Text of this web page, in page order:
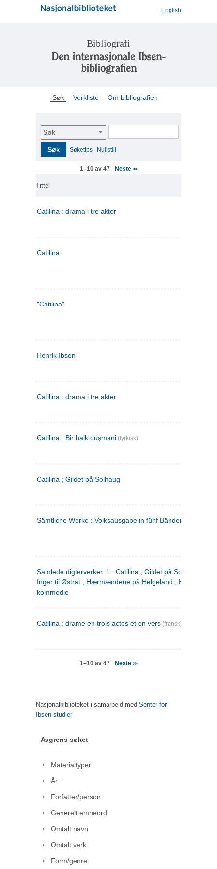
English
Bibliografi
Den internasjonale Ibsen-
bibliografien
Søk Verkliste Om bibliografien
Søk
Søk Søketips Nullstill
1–10 av 47 Neste>>
Tittel
Catilina : drama i tre akter
Catilina
"Catilina"
Henrik Ibsen
Catilina : drama i tre akter
Catilina : Bir halk düşmani (tyrkisk)
Catilina ; Gildet på Solhaug
Sämtliche Werke : Volksausgabe in fünf Bänden
Samlede digterverker. 1 : Catilina ; Gildet på Solhaug ; Fru
Inger til Østråt ; Hærmændene på Helgeland ;
kommedie
Catilina : drame en trois actes et en vers (fransk)
1–10 av 47 Neste>>
Nasjonalbiblioteket i samarbeid med Senter for
Ibsen-studier
Avgrens søket
Materialtyper
År
Forfatter/person
Generelt emneord
Omtalt navn
Omtalt verk
Form/genre